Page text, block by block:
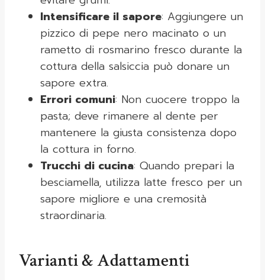
Intensificare il sapore: Aggiungere un
pizzico di pepe nero macinato o un
rametto di rosmarino fresco durante la
cottura della salsiccia può donare un
sapore extra.
Errori comuni: Non cuocere troppo la
pasta; deve rimanere al dente per
mantenere la giusta consistenza dopo
la cottura in forno.
Trucchi di cucina: Quando prepari la
besciamella, utilizza latte fresco per un
sapore migliore e una cremosità
straordinaria.
Varianti & Adattamenti